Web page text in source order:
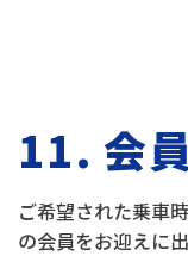
11. 会
ご希望された乗車
の会員をお迎えに出